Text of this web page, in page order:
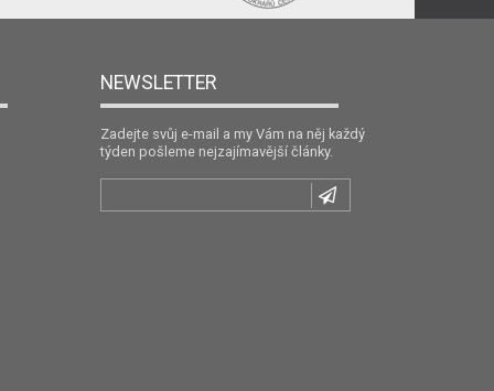
NEWSLETTER
Zadejte svůj e-mail a my Vám na něj každý
týden pošleme nejzajímavější články.